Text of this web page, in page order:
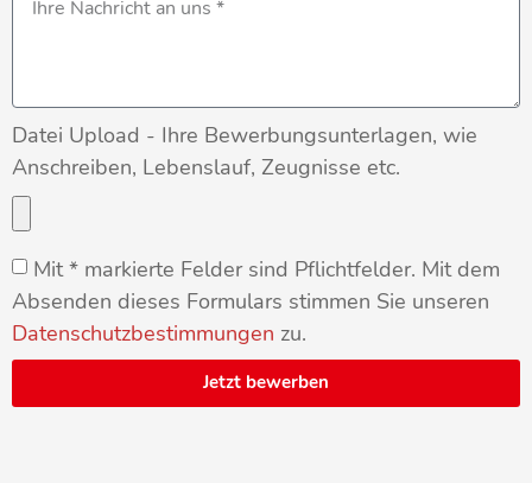
Datei Upload - Ihre Bewerbungsunterlagen, wie
Anschreiben, Lebenslauf, Zeugnisse etc.
Mit * markierte Felder sind Pflichtfelder. Mit dem
Absenden dieses Formulars stimmen Sie unseren
Datenschutzbestimmungen zu.
Jetzt bewerben